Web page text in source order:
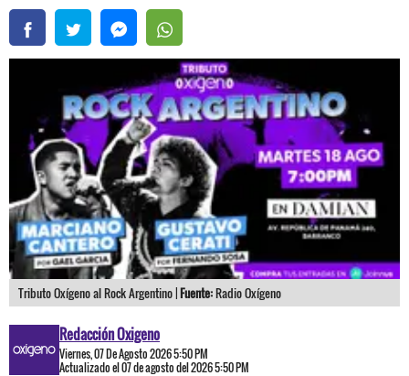
Tributo Oxígeno al Rock Argentino |Fuente:Radio Oxígeno
Redacción Oxigeno
Viernes, 07 De Agosto 2026 5:50 PM
Actualizado el 07 de agosto del 2026 5:50 PM